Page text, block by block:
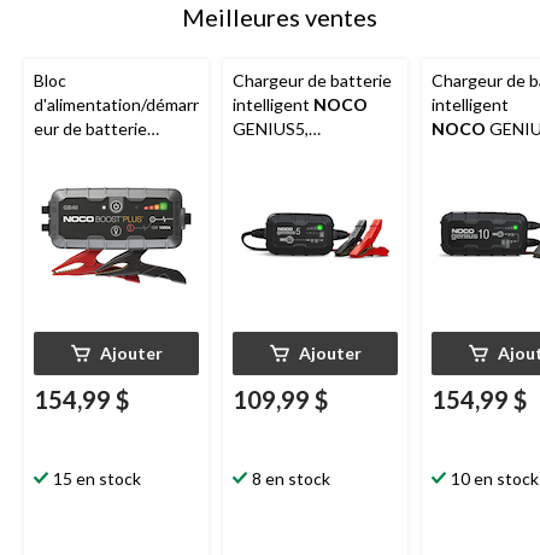
Meilleures ventes
Bloc
d'alimentation/démarr
eur de batterie
Ajouter
154,99 $
15 en stock
Chargeur de batterie
intelligent NOCO
GENIUS5,
Ajouter
109,99 $
8 en stock
Chargeur de
intelligent
NOCO
154,99 $
10 en stock